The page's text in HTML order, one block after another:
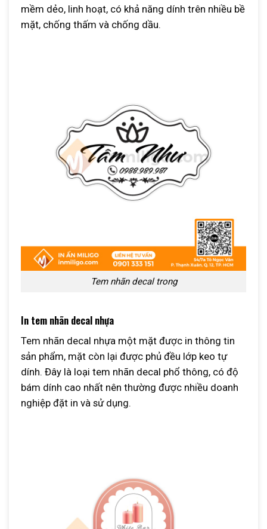
mềm dẻo, linh hoạt, có khả năng dính trên nhiều bề
mặt, chống thấm và chống dầu.
Tem nhãn decal trong
In tem nhãn decal nhựa
Tem nhãn decal nhựa một mặt được in thông tin
sản phẩm, mặt còn lại được phủ đều lớp keo tự
dính. Đây là loại tem nhãn decal phổ thông, có độ
bám dính cao nhất nên thường được nhiều doanh
nghiệp đặt in và sử dụng.